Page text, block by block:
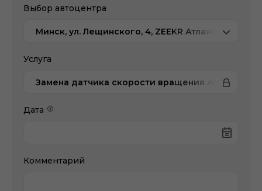
Выбор автоцентра
Минск, ул. Лещинского, 4, ZEEKR Атлант-М
Услуга
Замена датчика скорости вращения ABS/ESP
Дата
Комментарий